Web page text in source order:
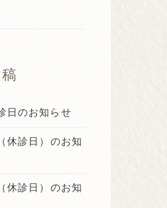
日のお知らせ
休診日）のお知
休診日）のお知